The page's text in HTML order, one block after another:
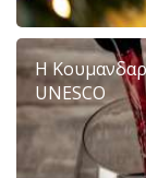
Η
UNESCO